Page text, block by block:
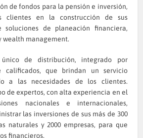
de fondos para la pensión e inversión,
clientes en la construcción de sus
soluciones de planeación financiera,
wealth management.
de distribución, integrado por
calificados, que brindan un servicio
a las necesidades de los clientes.
de expertos, con alta experiencia en el
nacionales e internacionales,
las inversiones de sus más de 300
naturales y 2000 empresas, para que
financieros.